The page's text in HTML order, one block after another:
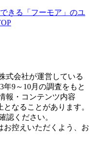
きる「フーモア」のユ
式会社が運営している
9～10月の調査をもと
報・コンテンツ内容
なることがあります。
認ください。
お控えいただくよう、お